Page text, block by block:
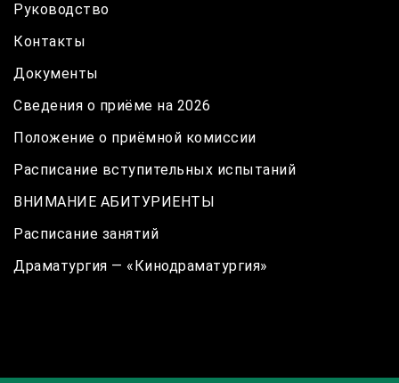
Руководство
Контакты
Документы
Сведения о приёме на 2026
Положение о приёмной комиссии
Расписание вступительных испытаний
ВНИМАНИЕ АБИТУРИЕНТЫ
Расписание занятий
Драматургия — «Кинодраматургия»